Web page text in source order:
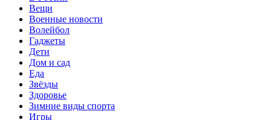
Вещи
Военные новости
Волейбол
Гаджеты
Дети
Дом и сад
Еда
Звёзды
Здоровье
Зимние виды спорта
Игры